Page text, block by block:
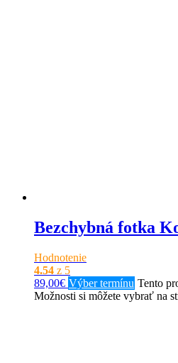
Bezchybná fotka
Hodnotenie
4.54 z 5
89,00€ Výber termínu Tento
Možnosti si môžete vybrať na